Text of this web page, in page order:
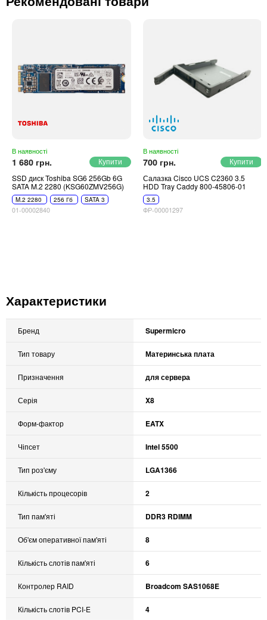
В наявності
1 680 грн.
SSD диск Toshiba SG6 256Gb 6G
SATA M.2 2280 (KSG60ZMV256G)
M.2 2280 256 Гб SATA 3
01-00002840
В наявності
700 грн.
Салазка Cisco UCS C2360 3.5
HDD Tray Caddy 800-45806-01
3.5
ФР-00001297
Характеристики
Бренд Supermicro
Тип товару Материнська плата
Призначення для сервера
Серія X8
Форм-фактор EATX
Чіпсет Intel 5500
Тип роз'єму LGA1366
Кількість процесорів 2
Тип пам'яті DDR3 RDIMM
Об'єм оперативної пам'яті 8
Кількість слотів пам'яті 6
Контролер RAID Broadcom SAS1068E
Кількість слотів PCI-E 4